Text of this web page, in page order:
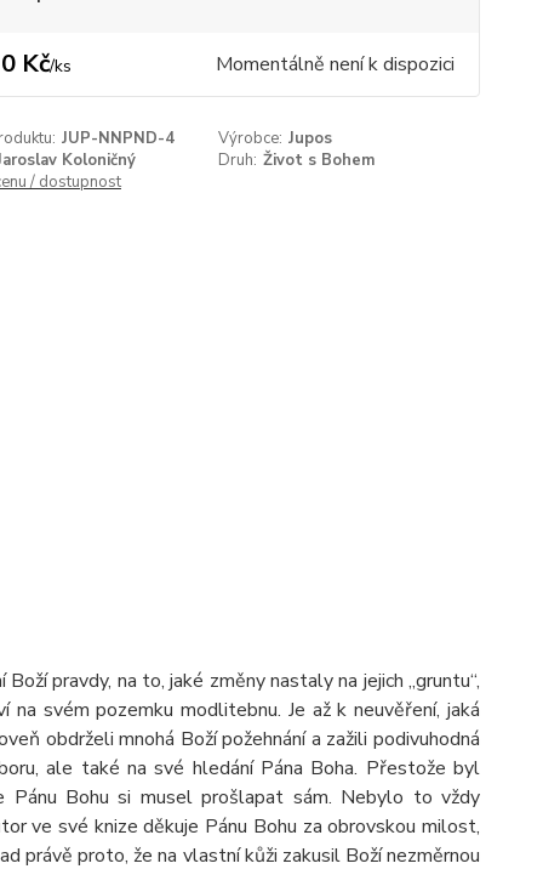
Kč/ks Momentálně není k dispozici
JUP-NNPND-4 Výrobce: Jupos
Koloničný
Druh: Život s Bohem
/ dostupnost
pravdy, na to, jaké změny nastaly na jejich „gruntu“,
svém pozemku modlitebnu. Je až k neuvěření, jaká
obdrželi mnohá Boží požehnání a zažili podivuhodná
ale také na své hledání Pána Boha. Přestože byl
Pánu Bohu si musel prošlapat sám. Nebylo to vždy
ve své knize děkuje Pánu Bohu za obrovskou milost,
právě proto, že na vlastní kůži zakusil Boží nezměrnou